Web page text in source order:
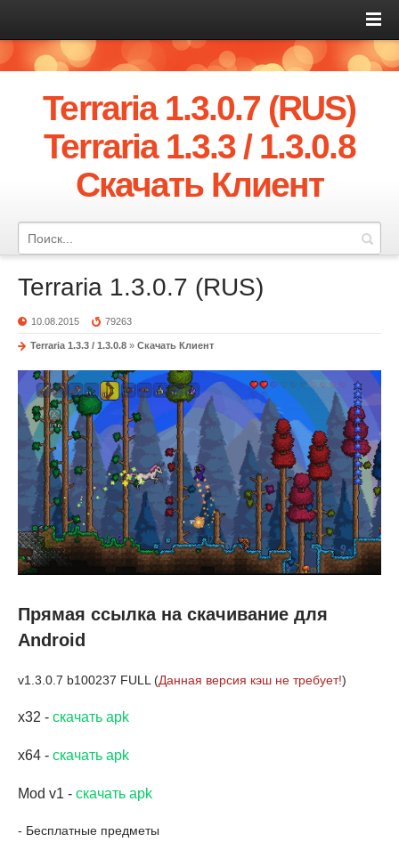
Terraria 1.3.0.7 (RUS)
Terraria 1.3.3 / 1.3.0.8
Скачать Клиент
Terraria 1.3.0.7 (RUS)
10.08.2015 79263
Terraria 1.3.3 / 1.3.0.8 » Скачать Клиент
Прямая ссылка на скачивание для
Android
v1.3.0.7 b100237 FULL (Данная версия кэш не требует!)
x32 - скачать apk
x64 - скачать apk
Mod v1 - скачать apk
- Бесплатные предметы